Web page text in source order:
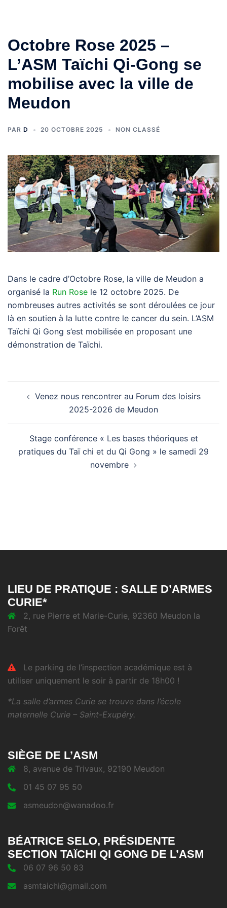
Octobre Rose 2025 –
L’ASM Taïchi Qi-Gong se
mobilise avec la ville de
Meudon
PAR D 20 OCTOBRE 2025 NON CLASSÉ
Dans le cadre d’Octobre Rose, la ville de Meudon a
organisé la Run Rose le 12 octobre 2025. De
nombreuses autres activités se sont déroulées ce jour
là en soutien à la lutte contre le cancer du sein. L’ASM
Taïchi Qi Gong s’est mobilisée en proposant une
démonstration de Taïchi.
d’articleVenez nous rencontrer au Forum des loisirs
2025-2026 de Meudon
Stage conférence « Les bases théoriques et
pratiques du Taï chi et du Qi Gong » le samedi 29
novembre
LIEU DE PRATIQUE : SALLE D’ARMES
CURIE*
2, rue Pierre et Marie-Curie, 92360 Meudon la
Forêt
Le parking de l’inspection académique est à
utiliser uniquement le soir à partir de 18h00 !
*La salle d’armes Curie se trouve dans l’école
maternelle Curie – Saint-Exupéry.
SIÈGE DE L’ASM
8, avenue de Trivaux, 92190 Meudon
01 45 07 95 50
asmeudon@wanadoo.fr
BÉATRICE SELO, PRÉSIDENTE
SECTION TAÏCHI QI GONG DE L’ASM
06 07 96 50 83
asmtaichi@gmail.com